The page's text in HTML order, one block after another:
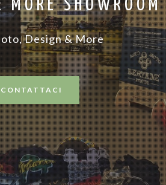
MORE SHOWROOM
Design & More
CONTATTACI